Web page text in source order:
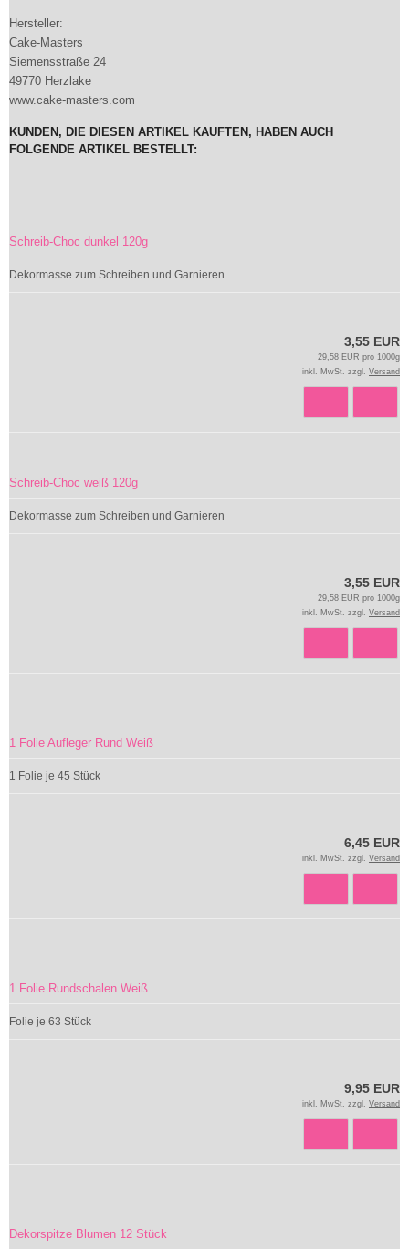
Hersteller:
Cake-Masters
Siemensstraße 24
49770 Herzlake
www.cake-masters.com
KUNDEN, DIE DIESEN ARTIKEL KAUFTEN, HABEN AUCH
FOLGENDE ARTIKEL BESTELLT:
Schreib-Choc dunkel 120g
Dekormasse zum Schreiben und Garnieren
3,55 EUR
29,58 EUR pro 1000g
inkl. MwSt. zzgl. Versand
Schreib-Choc weiß 120g
Dekormasse zum Schreiben und Garnieren
3,55 EUR
29,58 EUR pro 1000g
inkl. MwSt. zzgl. Versand
1 Folie Aufleger Rund Weiß
1 Folie je 45 Stück
6,45 EUR
inkl. MwSt. zzgl. Versand
1 Folie Rundschalen Weiß
Folie je 63 Stück
9,95 EUR
inkl. MwSt. zzgl. Versand
Dekorspitze Blumen 12 Stück